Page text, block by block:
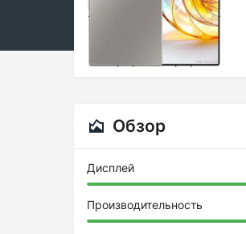
Обзор
Дисплей
Производительность